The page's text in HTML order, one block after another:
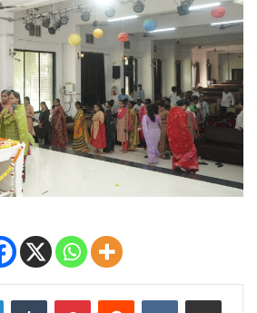
LinkedInTumblr PinterestReddit VKontakteShare via Email